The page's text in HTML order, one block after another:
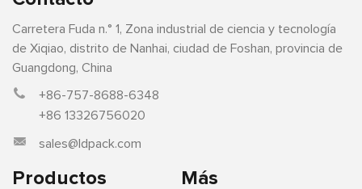
Carretera Fuda n.° 1, Zona industrial de ciencia y tecnología
de Xiqiao, distrito de Nanhai, ciudad de Foshan, provincia de
Guangdong, China
+86-757-8688-6348
+86 13326756020
sales@ldpack.com
Productos Más